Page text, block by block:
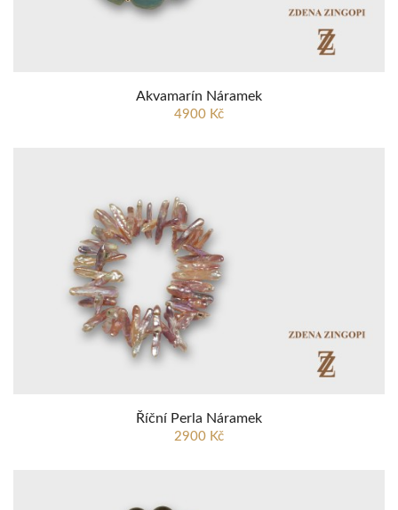
Akvamarín Náramek
4900 Kč
Říční Perla Náramek
2900 Kč